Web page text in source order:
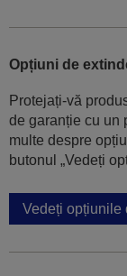
Opțiuni de
Protejați-vă
de garanție cu un
multe despre
butonul „Vedeți
Vedeți opțiunile